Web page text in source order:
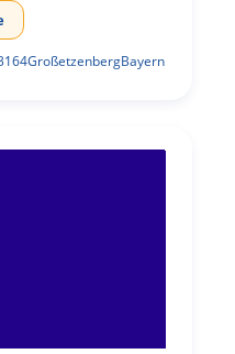
GroßetzenbergBayern